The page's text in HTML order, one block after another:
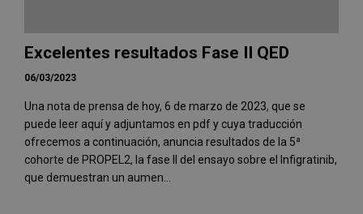
Excelentes resultados Fase II QED
06/03/2023
Una nota de prensa de hoy, 6 de marzo de 2023, que se
puede leer aquí y adjuntamos en pdf y cuya traducción
ofrecemos a continuación, anuncia resultados de la 5ª
cohorte de PROPEL2, la fase II del ensayo sobre el Infigratinib,
que demuestran un aumen...